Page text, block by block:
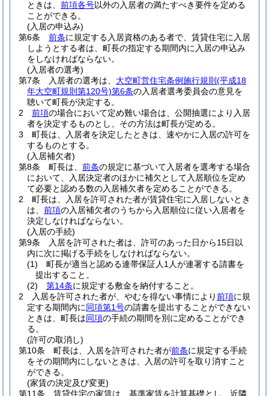
ときは、 前項各号以外の入居者の満たすべき要件を定める
ことができる。
(入居の申込み)
第6条
前条に規定する入居資格のある者で、賃貸住宅に入居
しようとする者は、町長の指定する期間内に入居の申込み
をしなければならない。
(入居者の選考)
第7条
入居者の選考は、 大空町営住宅条例施行規則 (平成18
年大空町規則第120号)第6条の入居者選考委員会の意見を
聴いて町長が決定する。
2
前項の場合において定め難い場合は、公開抽選により入居
者を決定するものとし、その方法は町長が定める。
3
町長は、入居者を決定したときは、速やかに入居の許可を
するものとする。
(入居補欠者)
第8条
町長は、 前条の規定に基づいて入居者を選考する場合
において、入居決定者のほかに補欠として入居順位を定め
て必要と認める数の入居補欠者を定めることができる。
2
町長は、入居を許可された者が賃貸住宅に入居しないとき
は、 前項の入居補欠者のうちから入居順位に従い入居者を
決定しなければならない。
(入居の手続)
第9条
入居を許可された者は、許可のあった日から15日以
内に次に掲げる手続をしなければならない。
(1)
町長が適当と認める連帯保証人1人が連署する請書を
提出すること。
(2)
第14条に規定する敷金を納付すること。
2
入居を許可された者が、やむを得ない事情により前項に規
定する期間内に同項第1号の請書を提出することができない
ときは、町長は同項の手続の期間を別に定めることができ
る。
(許可の取消し)
第10条
町長は、入居を許可された者が前条に規定する手続
をその期間内にしないときは、入居の許可を取り消すこと
ができる。
(家賃の決定及び変更)
第11条
賃貸住宅の家賃は、基準家賃を計算基礎とし、近隣